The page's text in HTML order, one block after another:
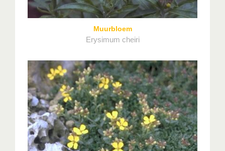
Muurbloem
Erysimum cheiri